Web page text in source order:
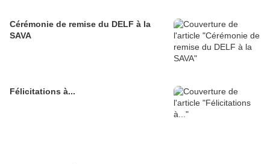
Cérémonie de remise du DELF à la
SAVA
Félicitations à...